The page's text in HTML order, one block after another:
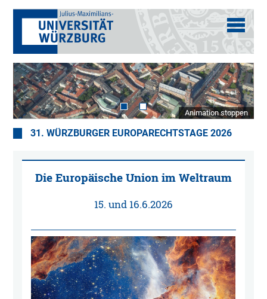
Animation stoppen
31. WÜRZBURGER EUROPARECHTSTAGE 2026
Die Europäische Union im Weltraum
15. und 16.6.2026